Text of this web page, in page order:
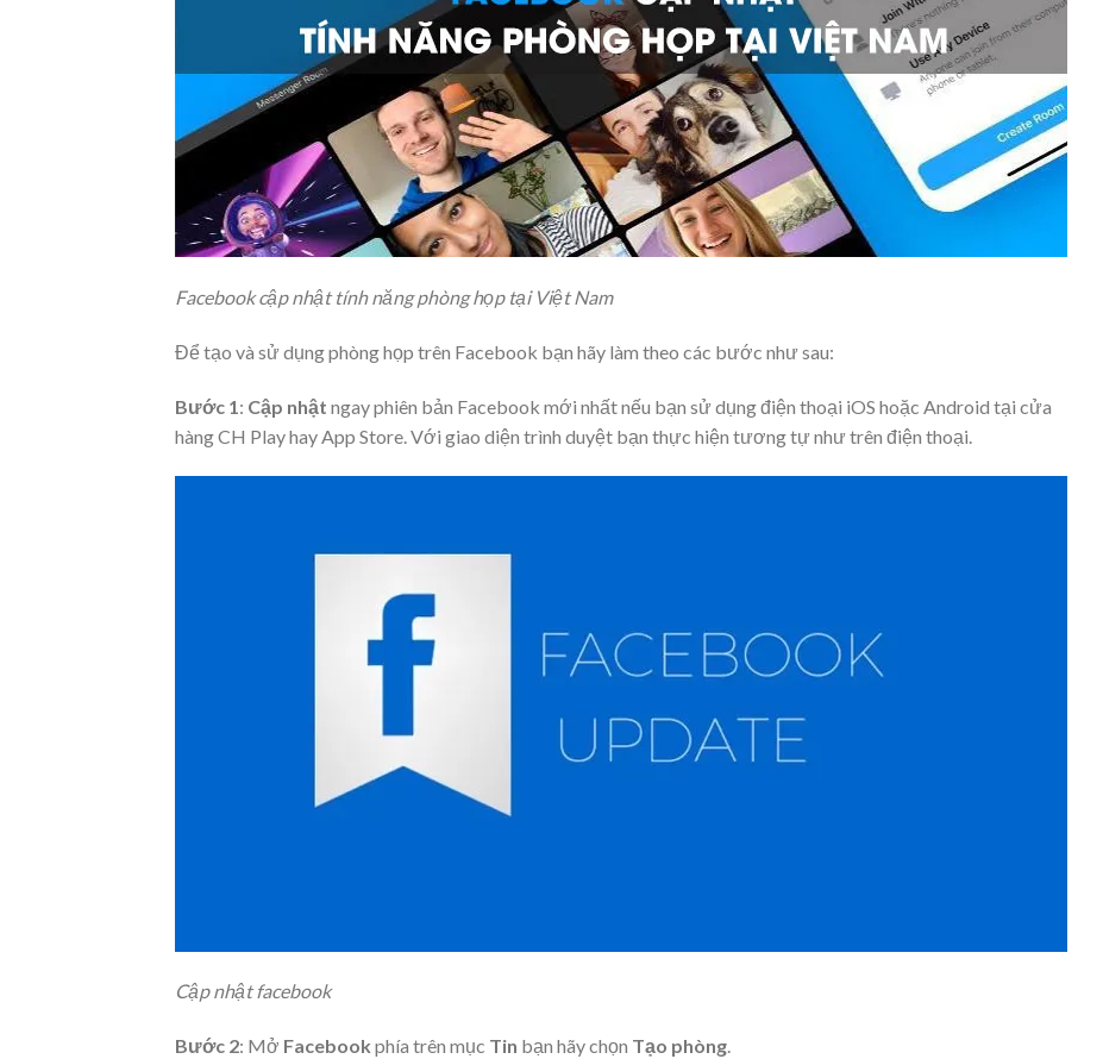
Facebook cập nhật tính năng phòng họp tại Việt Nam
Để tạo và sử dụng phòng họp trên Facebook bạn hãy làm theo các bước như sau:
Bước 1 : Cập nhật ngay phiên bản Facebook mới nhất nếu bạn sử dụng điện thoại iOS hoặc Android tại cửa
hàng CH Play hay App Store. Với giao diện trình duyệt bạn thực hiện tương tự như trên điện thoại.
Cập nhật facebook
Bước 2: Mở Facebook phía trên mục Tin bạn hãy chọn Tạo phòng.